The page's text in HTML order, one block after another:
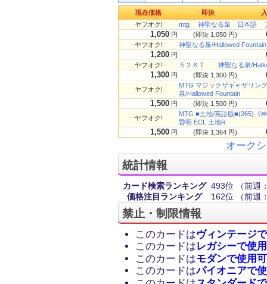
現在価格 即決
ヤフオク!
mtg 神聖なる泉 日本語
1,050 円 (即決 1,050 円)
ヤフオク! 神聖なる泉/Hallowed
1,200 円
ヤフオク! ５２６７ 神聖なる泉/
1,300 円 (即決 1,300 円)
ヤフオク!
MTG マジックザギャザリン
泉/Hallowed Fountain
1,500 円 (即決 1,500 円)
ヤフオク!
MTG ■土地/英語版■(265)《
昏明 ECL 土地R
1,500 円 (即決 1,364 円)
オーク
統計情報
カード検索ランキング 493位
（前週
価格注目ランキング
162位 （前週
禁止・制限情報
このカードはヴィンテージ
このカードはレガシーで使
このカードはモダンで使用
このカードはパイオニアで